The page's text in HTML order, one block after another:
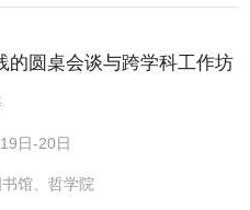
的圆桌会谈与跨学科工作坊
日-20日
馆、哲学院